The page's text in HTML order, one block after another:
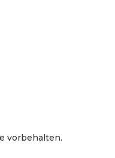
vorbehalten.